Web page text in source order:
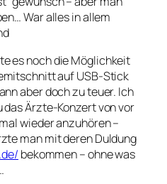
War alles in allem
es noch die Möglichkeit
auf USB-Stick
aber doch zu teuer. Ich
Ärzte-Konzert von vor
wieder anzuhören –
man mit deren Duldung
bekommen – ohne was